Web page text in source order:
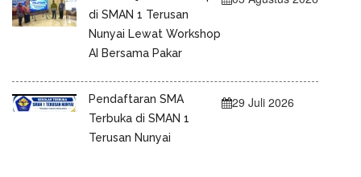
di SMAN 1 Terusan
Nunyai Lewat Workshop
AI Bersama Pakar
Pendaftaran SMA
Terbuka di SMAN 1
Terusan Nunyai
29 Juli 2026